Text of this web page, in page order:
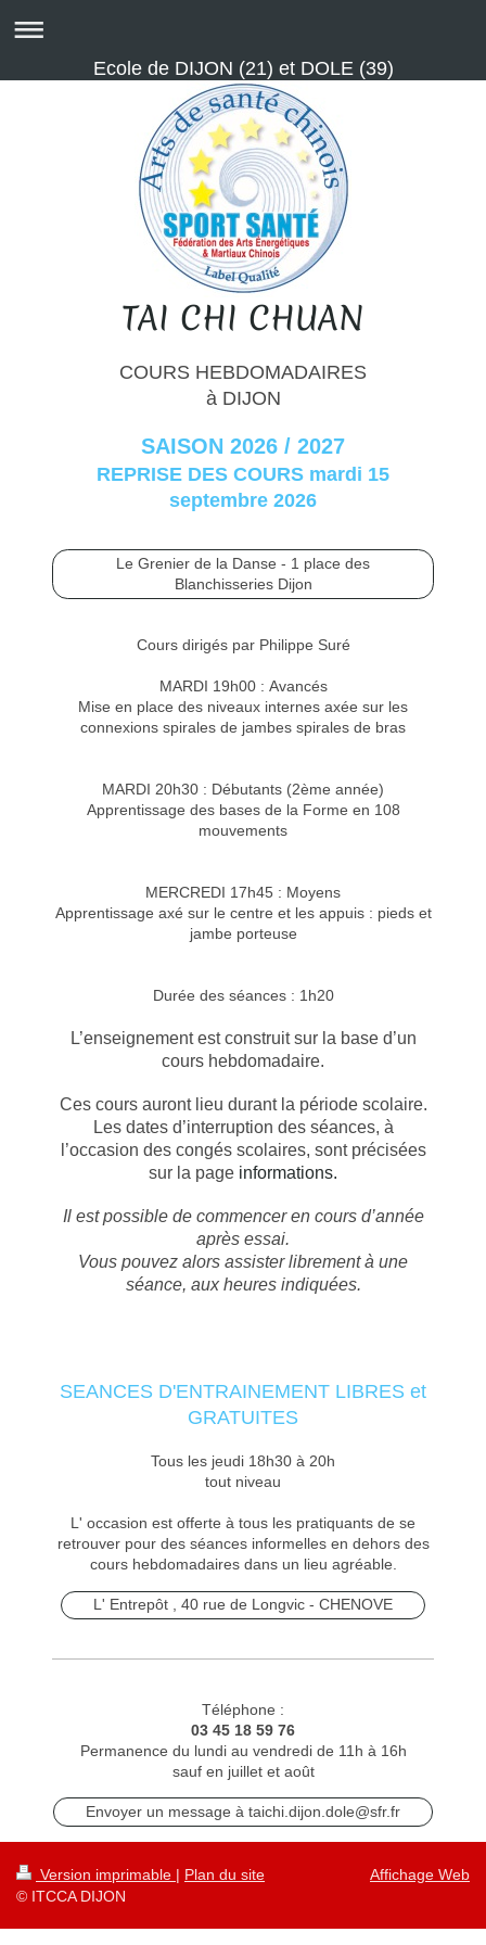
Ecole de DIJON (21) et DOLE (39)
TAI CHI CHUAN
COURS HEBDOMADAIRES
à DIJON
SAISON 2026 / 2027
REPRISE DES COURS mardi 15
septembre 2026
Le Grenier de la Danse - 1 place des
Blanchisseries Dijon
Cours dirigés par Philippe Suré
MARDI 19h00 : Avancés
Mise en place des niveaux internes axée sur les
connexions spirales de jambes spirales de bras
MARDI 20h30 : Débutants (2ème année)
Apprentissage des bases de la Forme en 108
mouvements
MERCREDI 17h45 : Moyens
Apprentissage axé sur le centre et les appuis : pieds et
jambe porteuse
Durée des séances : 1h20
L’enseignement est construit sur la base d’un
cours hebdomadaire.
Ces cours auront lieu durant la période scolaire.
Les dates d’interruption des séances, à
l’occasion des congés scolaires, sont précisées
sur la page informations.
Il est possible de commencer en cours d’année
après essai.
Vous pouvez alors assister librement à une
séance, aux heures indiquées.
SEANCES D'ENTRAINEMENT LIBRES et
GRATUITES
Tous les jeudi 18h30 à 20h
tout niveau
L' occasion est offerte à tous les pratiquants de se
retrouver pour des séances informelles en dehors des
cours hebdomadaires dans un lieu agréable.
L' Entrepôt , 40 rue de Longvic - CHENOVE
Téléphone :
03 45 18 59 76
Permanence du lundi au vendredi de 11h à 16h
sauf en juillet et août
Envoyer un message à taichi.dijon.dole@sfr.fr
Version imprimable | Plan du site
© ITCCA DIJON
Affichage Web